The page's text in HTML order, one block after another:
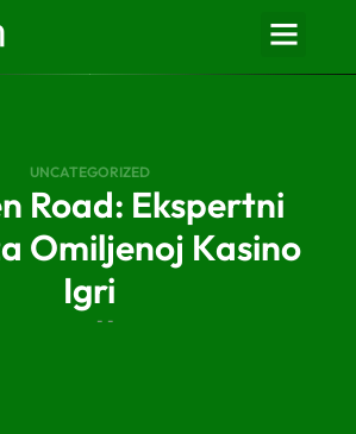
UNCATEGORIZED
Road: Ekspertni
Omiljenoj Kasino
Igri
- -